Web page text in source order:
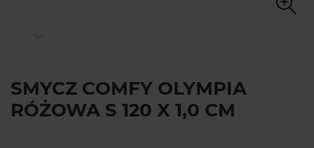
SMYCZ COMFY OLYMPIA
RÓŻOWA S 120 X 1,0 CM